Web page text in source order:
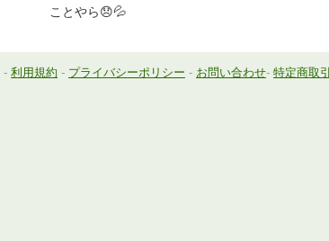
ことやら😞💦
- 利用規約 - プライバシーポリシー - お問い合わせ- 特定商取